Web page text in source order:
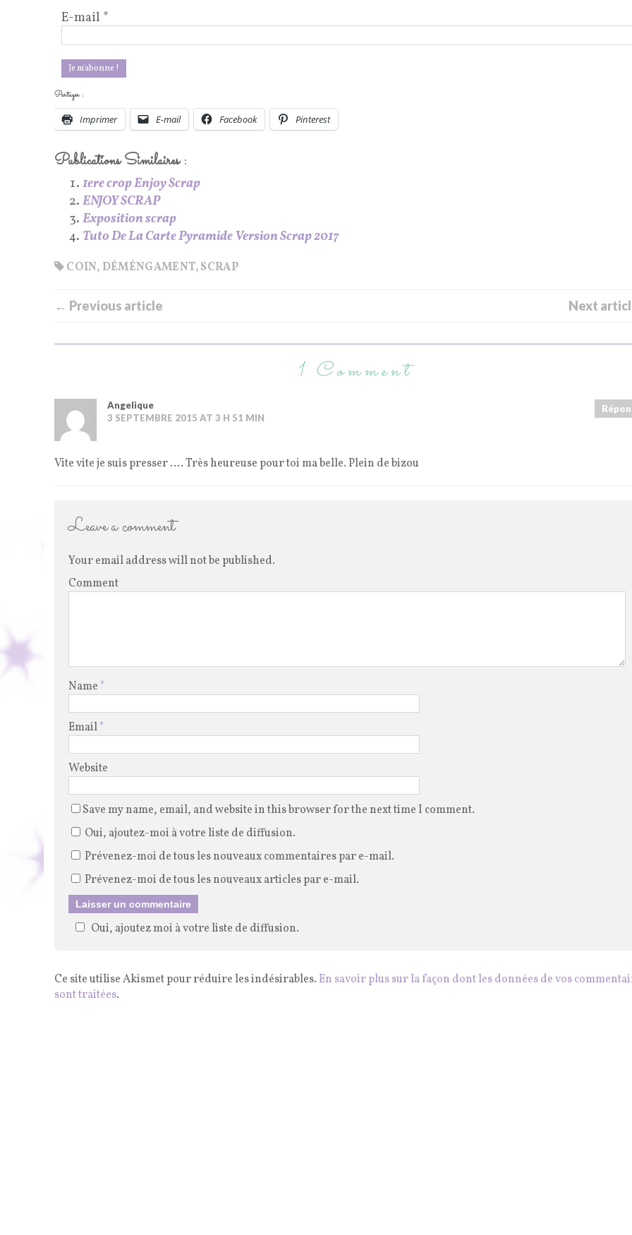
E-mail *
Partager :
Imprimer E-mail Facebook Pinterest
Publications Similaires :
1ere crop Enjoy Scrap
ENJOY SCRAP
Exposition scrap
Tuto De La Carte Pyramide Version Scrap 2017
COIN, DÉMÉNGAMENT,SCRAP
← Previous article Next
1 Comment
Angelique
3 SEPTEMBRE 2015 AT 3 H 51 MIN
Vite vite je suis presser …. Très heureuse pour toi ma belle. Plein de bizou
Leave a comment
Your email address will not be published.
Comment
Name*
Email*
Website
Save my name, email, and website in this browser for the next time I comment.
Oui, ajoutez-moi à votre liste de diffusion.
Prévenez-moi de tous les nouveaux commentaires par e-mail.
Prévenez-moi de tous les nouveaux articles par e-mail.
Oui, ajoutez moi à votre liste de diffusion.
Ce site utilise Akismet pour réduire les indésirables. En savoir plus sur la façon dont les données de vos
sont traitées.